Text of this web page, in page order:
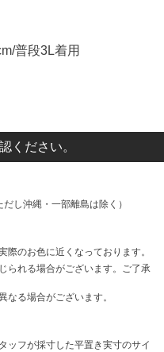
普段3L着用
ください。
し沖縄・一部離島は除く）
際のお色に近くなっております。
られる場合がございます。ご了承
なる場合がございます。
ッフが採寸した平置き実寸のサイ